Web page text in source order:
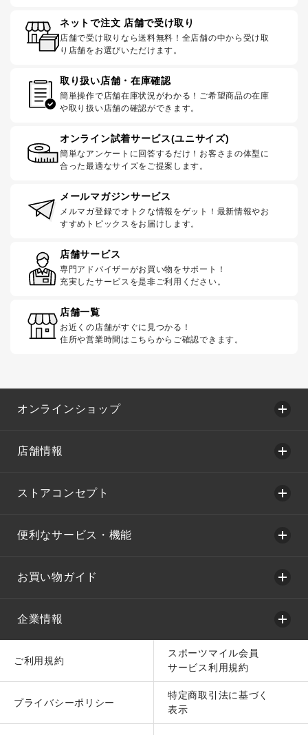
ネットで注文 店舗で受け取り
店舗で受け取りなら送料無料！全店舗の中から受け取
り店舗をお選びいただけます。
取り扱い店舗・在庫確認
簡単操作で店舗在庫状況がわかる！ご希望商品の在庫
や取り扱い店舗の確認ができます。
オンライン試着サービス(ユニサイズ)
簡単なアンケートに回答するだけ！お客さまの体型に
合った最適なサイズをご提案します。
メールマガジンサービス
メルマガ登録でオトクな情報をゲット！最新情報やお
すすめトピックスをお届けします。
店舗サービス
専門アドバイザーがお買い物をサポート！
充実したサービスを是非ご利用ください。
店舗一覧
お近くの店舗がすぐに見つかる！
住所や営業時間はこちらからご確認できます。
オンラインショップ
店舗情報
ストアコンセプト
便利なサービス・機能
お買い物ガイド
企業情報
ご利用規約
スポーツマイル会員
サービス利用規約
プライバシーポリシー
特定商取引法に基づく
表示